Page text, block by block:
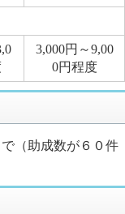
3,000円～9,00
0円程度
（助成数が６０件